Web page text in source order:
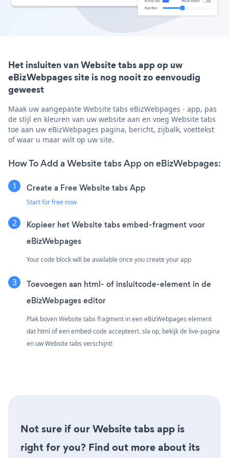
Het insluiten van Website tabs app op uw
eBizWebpages site is nog nooit zo eenvoudig
geweest
Maak uw aangepaste Website tabs eBizWebpages - app, pas
de stijl en kleuren van uw website aan en voeg Website tabs
toe aan uw eBizWebpages pagina, bericht, zijbalk, voettekst
of waar u maar wilt op uw site.
How To Add a Website tabs App on eBizWebpages:
Create a Free Website tabs App
Start for free now
Kopieer het Website tabs embed-fragment voor
eBizWebpages
Your code block will be available once you create your app
Toevoegen aan html- of insluitcode-element in de
eBizWebpages editor
Plak boven Website tabs fragment in een eBizWebpages element
dat html of een embed-code accepteert. sla op, bekijk de live-pagina
en uw Website tabs verschijnt!
Not sure if our Website tabs app is
right for you? Find out more about its